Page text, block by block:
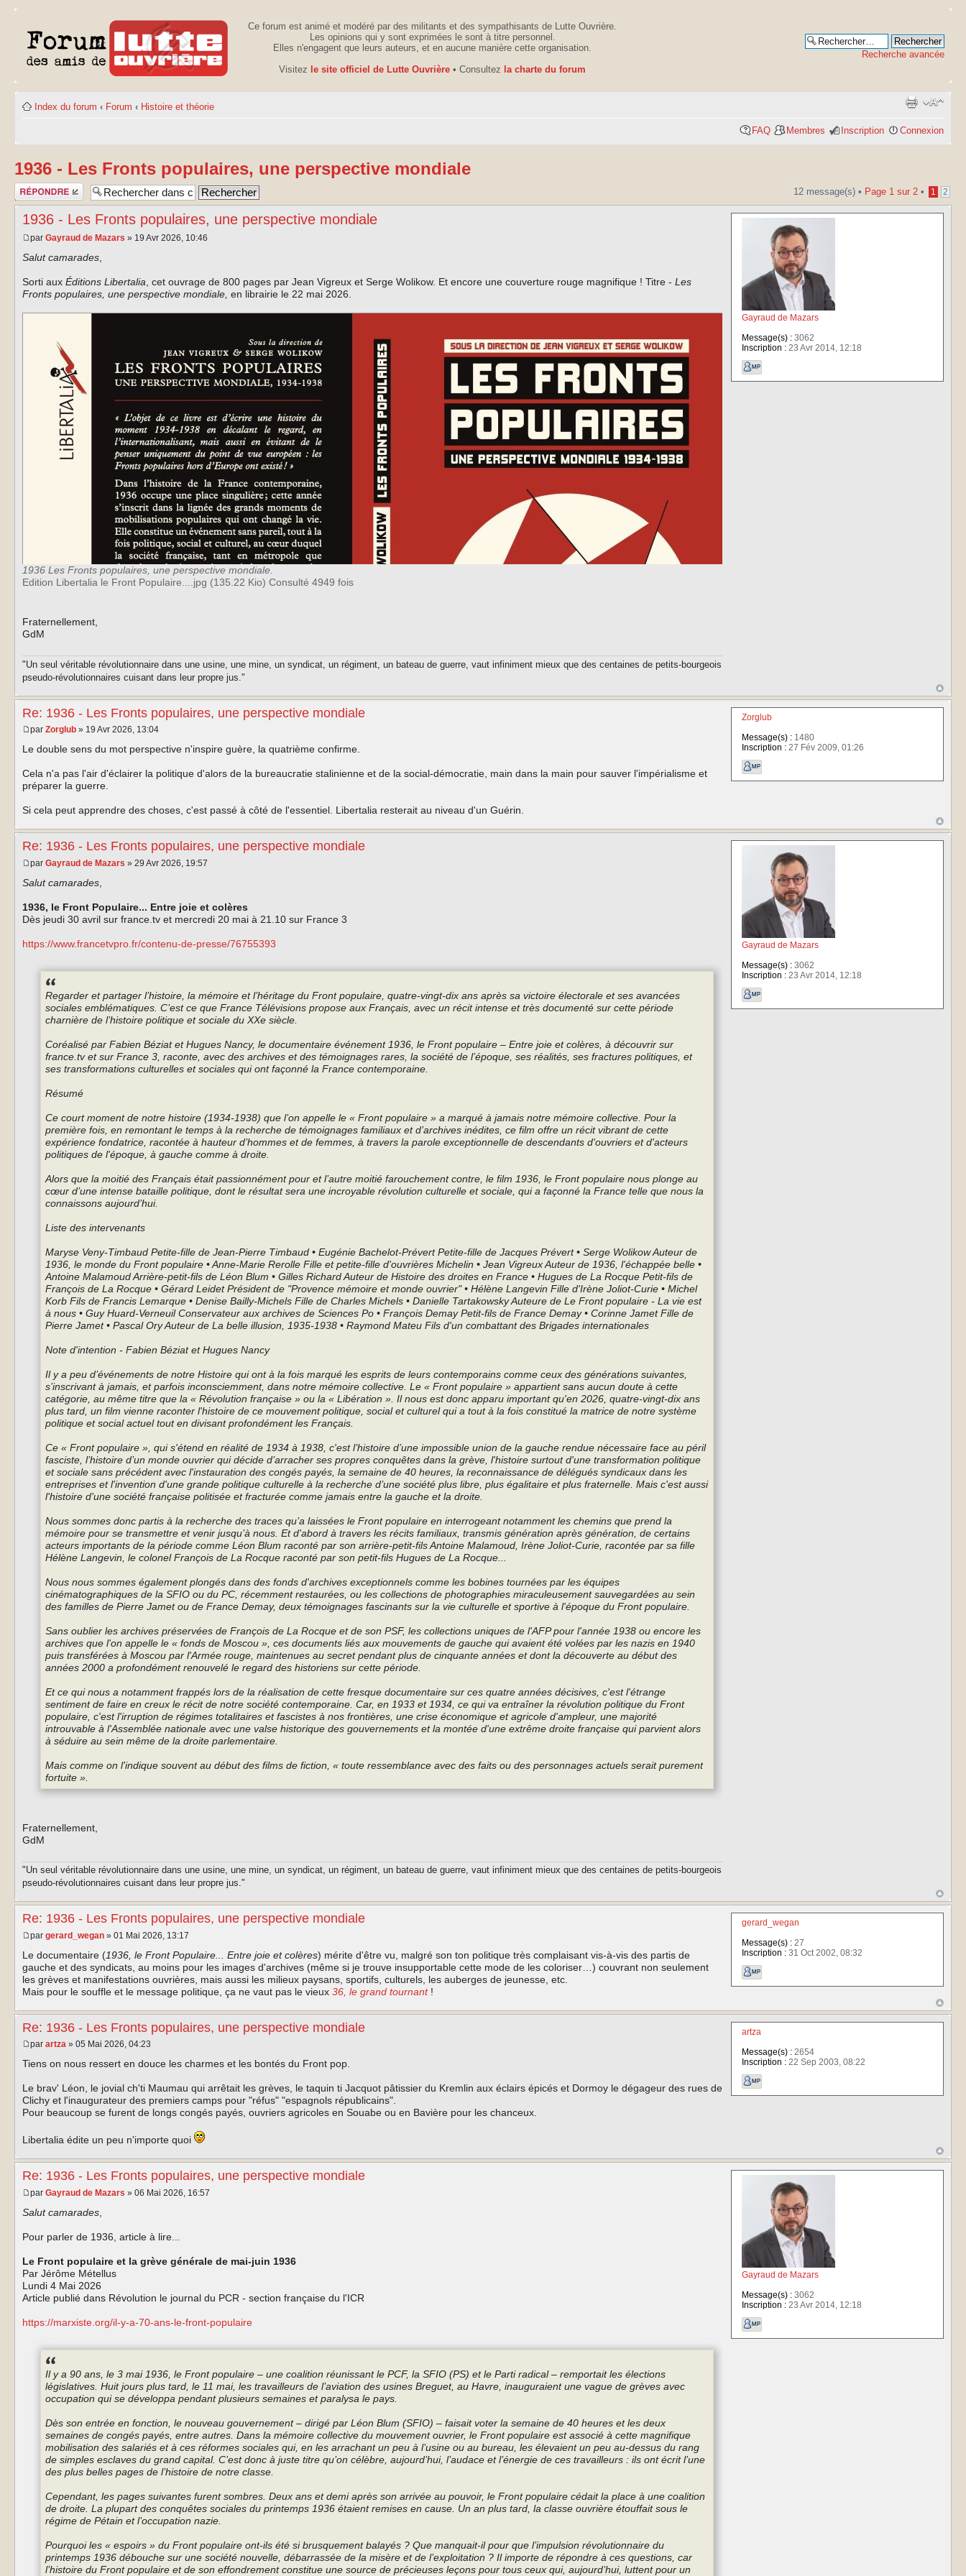
Ce forum est animé et modéré par des militants et des sympathisants de Lutte Ouvrière.
Les opinions qui y sont exprimées le sont à titre personnel.
Elles n'engagent que leurs auteurs, et en aucune manière cette organisation.
Visitez le site officiel de Lutte Ouvrière • Consultez la charte du forum
Recherche avancée
Index du forum ‹ Forum ‹ Histoire et théorie
FAQ Membres Inscription Connexion
1936 - Les Fronts populaires, une perspective mondiale
Publier une
réponse
12 message(s) • Page 1 sur 2 • 1 2
1936 - Les Fronts populaires, une perspective mondiale
par Gayraud de Mazars » 19 Avr 2026, 10:46
Salut camarades,
Sorti aux Éditions Libertalia, cet ouvrage de 800 pages par Jean Vigreux et Serge Wolikow. Et encore une couverture rouge magnifique ! Titre - Les
Fronts populaires, une perspective mondiale, en librairie le 22 mai 2026.
1936 Les Fronts populaires, une perspective mondiale.
Edition Libertalia le Front Populaire....jpg (135.22 Kio) Consulté 4949 fois
Fraternellement,
GdM
"Un seul véritable révolutionnaire dans une usine, une mine, un syndicat, un régiment, un bateau de guerre, vaut infiniment mieux que des centaines de petits-bourgeois
pseudo-révolutionnaires cuisant dans leur propre jus."
Gayraud de Mazars
Message(s) :3062
Inscription :23 Avr 2014, 12:18
Re: 1936 - Les Fronts populaires, une perspective mondiale
par Zorglub » 19 Avr 2026, 13:04
Le double sens du mot perspective n'inspire guère, la quatrième confirme.
Cela n'a pas l'air d'éclairer la politique d'alors de la bureaucratie stalinienne et de la social-démocratie, main dans la main pour sauver l'impérialisme et
préparer la guerre.
Si cela peut apprendre des choses, c'est passé à côté de l'essentiel. Libertalia resterait au niveau d'un Guérin.
Zorglub
Message(s) :1480
Inscription :27 Fév 2009, 01:26
Re: 1936 - Les Fronts populaires, une perspective mondiale
par Gayraud de Mazars » 29 Avr 2026, 19:57
Salut camarades
1936, le Front Populaire... Entre joie et colères
Dès jeudi 30 avril sur france.tv et mercredi 20 mai à 21.10 sur France 3
https://www.francetvpro.fr/contenu-de-presse/76755393
Regarder et partager l’histoire, la mémoire et l’héritage du Front populaire, quatre-vingt-dix ans après sa victoire électorale et ses avancées
sociales emblématiques. C’est ce que France Télévisions propose aux Français, avec un récit intense et très documenté sur cette période
charnière de l’histoire politique et sociale du XXe siècle.
Coréalisé par Fabien Béziat et Hugues Nancy, le documentaire événement 1936, le Front populaire – Entre joie et colères, à découvrir sur
france.tv et sur France 3, raconte, avec des archives et des témoignages rares, la société de l’époque, ses réalités, ses fractures politiques, et
ses transformations culturelles et sociales qui ont façonné la France contemporaine.
Résumé
Ce court moment de notre histoire (1934-1938) que l’on appelle le « Front populaire » a marqué à jamais notre mémoire collective. Pour la
première fois, en remontant le temps à la recherche de témoignages familiaux et d’archives inédites, ce film offre un récit vibrant de cette
expérience fondatrice, racontée à hauteur d’hommes et de femmes, à travers la parole exceptionnelle de descendants d'ouvriers et d'acteurs
politiques de l'époque, à gauche comme à droite.
Alors que la moitié des Français était passionnément pour et l’autre moitié farouchement contre, le film 1936, le Front populaire nous plonge au
cœur d’une intense bataille politique, dont le résultat sera une incroyable révolution culturelle et sociale, qui a façonné la France telle que nous la
connaissons aujourd’hui.
Liste des intervenants
Maryse Veny-Timbaud Petite-fille de Jean-Pierre Timbaud • Eugénie Bachelot-Prévert Petite-fille de Jacques Prévert • Serge Wolikow Auteur de
1936, le monde du Front populaire • Anne-Marie Rerolle Fille et petite-fille d'ouvrières Michelin • Jean Vigreux Auteur de 1936, l'échappée belle •
Antoine Malamoud Arrière-petit-fils de Léon Blum • Gilles Richard Auteur de Histoire des droites en France • Hugues de La Rocque Petit-fils de
François de La Rocque • Gérard Leidet Président de "Provence mémoire et monde ouvrier" • Hélène Langevin Fille d'Irène Joliot-Curie • Michel
Korb Fils de Francis Lemarque • Denise Bailly-Michels Fille de Charles Michels • Danielle Tartakowsky Auteure de Le Front populaire - La vie est
à nous • Guy Huard-Verneuil Conservateur aux archives de Sciences Po • François Demay Petit-fils de France Demay • Corinne Jamet Fille de
Pierre Jamet • Pascal Ory Auteur de La belle illusion, 1935-1938 • Raymond Mateu Fils d'un combattant des Brigades internationales
Note d'intention - Fabien Béziat et Hugues Nancy
Il y a peu d’événements de notre Histoire qui ont à la fois marqué les esprits de leurs contemporains comme ceux des générations suivantes,
s’inscrivant à jamais, et parfois inconsciemment, dans notre mémoire collective. Le « Front populaire » appartient sans aucun doute à cette
catégorie, au même titre que la « Révolution française » ou la « Libération ». Il nous est donc apparu important qu'en 2026, quatre-vingt-dix ans
plus tard, un film vienne raconter l'histoire de ce mouvement politique, social et culturel qui a tout à la fois constitué la matrice de notre système
politique et social actuel tout en divisant profondément les Français.
Ce « Front populaire », qui s'étend en réalité de 1934 à 1938, c'est l’histoire d’une impossible union de la gauche rendue nécessaire face au péril
fasciste, l’histoire d’un monde ouvrier qui décide d’arracher ses propres conquêtes dans la grève, l'histoire surtout d'une transformation politique
et sociale sans précédent avec l'instauration des congés payés, la semaine de 40 heures, la reconnaissance de délégués syndicaux dans les
entreprises et l'invention d'une grande politique culturelle à la recherche d’une société plus libre, plus égalitaire et plus fraternelle. Mais c'est aussi
l'histoire d'une société française politisée et fracturée comme jamais entre la gauche et la droite.
Nous sommes donc partis à la recherche des traces qu’a laissées le Front populaire en interrogeant notamment les chemins que prend la
mémoire pour se transmettre et venir jusqu’à nous. Et d'abord à travers les récits familiaux, transmis génération après génération, de certains
acteurs importants de la période comme Léon Blum raconté par son arrière-petit-fils Antoine Malamoud, Irène Joliot-Curie, racontée par sa fille
Hélène Langevin, le colonel François de La Rocque raconté par son petit-fils Hugues de La Rocque...
Nous nous sommes également plongés dans des fonds d'archives exceptionnels comme les bobines tournées par les équipes
cinématographiques de la SFIO ou du PC, récemment restaurées, ou les collections de photographies miraculeusement sauvegardées au sein
des familles de Pierre Jamet ou de France Demay, deux témoignages fascinants sur la vie culturelle et sportive à l'époque du Front populaire.
Sans oublier les archives préservées de François de La Rocque et de son PSF, les collections uniques de l'AFP pour l'année 1938 ou encore les
archives que l'on appelle le « fonds de Moscou », ces documents liés aux mouvements de gauche qui avaient été volées par les nazis en 1940
puis transférées à Moscou par l'Armée rouge, maintenues au secret pendant plus de cinquante années et dont la découverte au début des
années 2000 a profondément renouvelé le regard des historiens sur cette période.
Et ce qui nous a notamment frappés lors de la réalisation de cette fresque documentaire sur ces quatre années décisives, c'est l'étrange
sentiment de faire en creux le récit de notre société contemporaine. Car, en 1933 et 1934, ce qui va entraîner la révolution politique du Front
populaire, c'est l'irruption de régimes totalitaires et fascistes à nos frontières, une crise économique et agricole d'ampleur, une majorité
introuvable à l'Assemblée nationale avec une valse historique des gouvernements et la montée d'une extrême droite française qui parvient alors
à séduire au sein même de la droite parlementaire.
Mais comme on l'indique souvent au début des films de fiction, « toute ressemblance avec des faits ou des personnages actuels serait purement
fortuite ».
Fraternellement,
GdM
"Un seul véritable révolutionnaire dans une usine, une mine, un syndicat, un régiment, un bateau de guerre, vaut infiniment mieux que des centaines de petits-bourgeois
pseudo-révolutionnaires cuisant dans leur propre jus."
Gayraud de Mazars
Message(s) :3062
Inscription :23 Avr 2014, 12:18
Re: 1936 - Les Fronts populaires, une perspective mondiale
par gerard_wegan » 01 Mai 2026, 13:17
Le documentaire (1936, le Front Populaire... Entre joie et colères) mérite d'être vu, malgré son ton politique très complaisant vis-à-vis des partis de
gauche et des syndicats, au moins pour les images d'archives (même si je trouve insupportable cette mode de les coloriser…) couvrant non seulement
les grèves et manifestations ouvrières, mais aussi les milieux paysans, sportifs, culturels, les auberges de jeunesse, etc.
Mais pour le souffle et le message politique, ça ne vaut pas le vieux 36, le grand tournant!
gerard_wegan
Message(s) :27
Inscription :31 Oct 2002, 08:32
Re: 1936 - Les Fronts populaires, une perspective mondiale
par artza » 05 Mai 2026, 04:23
Tiens on nous ressert en douce les charmes et les bontés du Front pop.
Le brav' Léon, le jovial ch'ti Maumau qui arrêtait les grèves, le taquin ti Jacquot pâtissier du Kremlin aux éclairs épicés et Dormoy le dégageur des rues de
Clichy et l'inaugurateur des premiers camps pour "réfus" "espagnols républicains".
Pour beaucoup se furent de longs congés payés, ouvriers agricoles en Souabe ou en Bavière pour les chanceux.
Libertalia édite un peu n'importe quoi
artza
Message(s) :2654
Inscription :22 Sep 2003, 08:22
Re: 1936 - Les Fronts populaires, une perspective mondiale
par Gayraud de Mazars » 06 Mai 2026, 16:57
Salut camarades
Pour parler de 1936, article à lire...
Le Front populaire et la grève générale de mai-juin 1936
Par Jérôme Métellus
Lundi 4 Mai 2026
Article publié dans Révolution le journal du PCR - section française du l'ICR
https://marxiste.org/il-y-a-70-ans-le-front-populaire
Il y a 90 ans, le 3 mai 1936, le Front populaire – une coalition réunissant le PCF, la SFIO (PS) et le Parti radical – remportait les élections
législatives. Huit jours plus tard, le 11 mai, les travailleurs de l’aviation des usines Breguet, au Havre, inauguraient une vague de grèves avec
occupation qui se développa pendant plusieurs semaines et paralysa le pays.
Dès son entrée en fonction, le nouveau gouvernement – dirigé par Léon Blum (SFIO) – faisait voter la semaine de 40 heures et les deux
semaines de congés payés, entre autres. Dans la mémoire collective du mouvement ouvrier, le Front populaire est associé à cette magnifique
mobilisation des salariés et à ces réformes sociales qui, en les arrachant un peu à l’usine ou au bureau, les élevaient un peu au-dessus du rang
de simples esclaves du grand capital. C’est donc à juste titre qu’on célèbre, aujourd’hui, l’audace et l’énergie de ces travailleurs : ils ont écrit l’une
des plus belles pages de l’histoire de notre classe.
Cependant, les pages suivantes furent sombres. Deux ans et demi après son arrivée au pouvoir, le Front populaire cédait la place à une coalition
de droite. La plupart des conquêtes sociales du printemps 1936 étaient remises en cause. Un an plus tard, la classe ouvrière étouffait sous le
régime de Pétain et l’occupation nazie.
Pourquoi les « espoirs » du Front populaire ont-ils été si brusquement balayés ? Que manquait-il pour que l’impulsion révolutionnaire du
printemps 1936 débouche sur une société nouvelle, débarrassée de la misère et de l’exploitation ? Il importe de répondre à ces questions, car
l’histoire du Front populaire et de son effondrement constitue une source de précieuses leçons pour tous ceux qui, aujourd’hui, luttent pour un
Gayraud de Mazars
Message(s) :3062
Inscription :23 Avr 2014, 12:18